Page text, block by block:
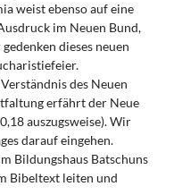
weist ebenso auf eine
im Neuen Bund,
dieses neuen
des Neuen
erfährt der Neue
auszugsweise). Wir
darauf eingehen.
Bildungshaus Batschuns
Bibeltext leiten und